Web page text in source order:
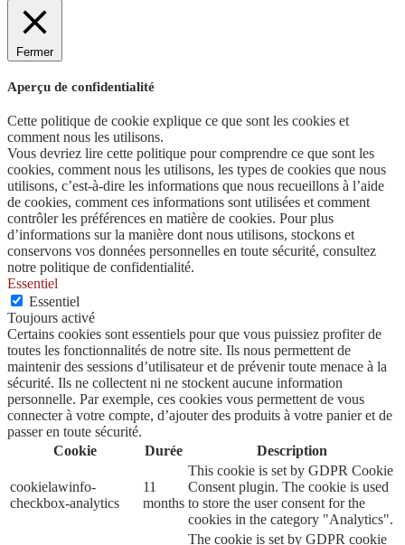
Fermer
Aperçu de confidentialité
Cette politique de cookie explique ce que sont les cookies et
comment nous les utilisons.
Vous devriez lire cette politique pour comprendre ce que sont les
cookies, comment nous les utilisons, les types de cookies que nous
utilisons, c’est-à-dire les informations que nous recueillons à l’aide
de cookies, comment ces informations sont utilisées et comment
contrôler les préférences en matière de cookies. Pour plus
d’informations sur la manière dont nous utilisons, stockons et
conservons vos données personnelles en toute sécurité, consultez
notre politique de confidentialité.
Essentiel
Essentiel
Toujours activé
Certains cookies sont essentiels pour que vous puissiez profiter de
toutes les fonctionnalités de notre site. Ils nous permettent de
maintenir des sessions d’utilisateur et de prévenir toute menace à la
sécurité. Ils ne collectent ni ne stockent aucune information
personnelle. Par exemple, ces cookies vous permettent de vous
connecter à votre compte, d’ajouter des produits à votre panier et de
passer en toute sécurité.
Cookie
Durée Description
cookielawinfo-
checkbox-analytics
11
months
This cookie is set by GDPR Cookie
Consent plugin. The cookie is used
to store the user consent for the
cookies in the category "Analytics".
The cookie is set by GDPR cookie